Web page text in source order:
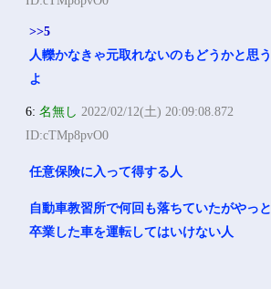
>>5
人轢かなきゃ元取れないのもどうかと思う
よ
6:名無し 2022/02/12(土) 20:09:08.872
ID:cTMp8pvO0
任意保険に入って得する人
自動車教習所で何回も落ちていたがやっと
卒業した車を運転してはいけない人